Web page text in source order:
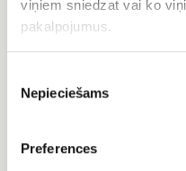
viņiem sniedzat vai ko
pakalpojumus.
izvēle
Nepieciešams
Preferences
Букет георгинов в